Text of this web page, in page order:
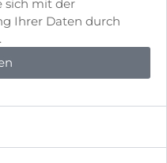
sich mit der
Ihrer Daten durch